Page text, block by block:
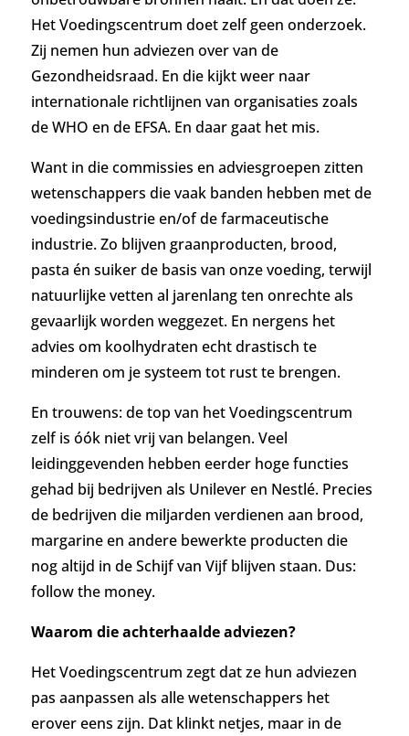
Het Voedingscentrum doet zelf geen onderzoek.
Zij nemen hun adviezen over van de
Gezondheidsraad. En die kijkt weer naar
internationale richtlijnen van organisaties zoals
de WHO en de EFSA. En daar gaat het mis.
Want in die commissies en adviesgroepen zitten
wetenschappers die vaak banden hebben met de
voedingsindustrie en/of de farmaceutische
industrie. Zo blijven graanproducten, brood,
pasta én suiker de basis van onze voeding, terwijl
natuurlijke vetten al jarenlang ten onrechte als
gevaarlijk worden weggezet. En nergens het
advies om koolhydraten echt drastisch te
minderen om je systeem tot rust te brengen.
En trouwens: de top van het Voedingscentrum
zelf is óók niet vrij van belangen. Veel
leidinggevenden hebben eerder hoge functies
gehad bij bedrijven als Unilever en Nestlé. Precies
de bedrijven die miljarden verdienen aan brood,
margarine en andere bewerkte producten die
nog altijd in de Schijf van Vijf blijven staan. Dus:
follow the money.
Waarom die achterhaalde adviezen?
Het Voedingscentrum zegt dat ze hun adviezen
pas aanpassen als alle wetenschappers het
erover eens zijn. Dat klinkt netjes, maar in de